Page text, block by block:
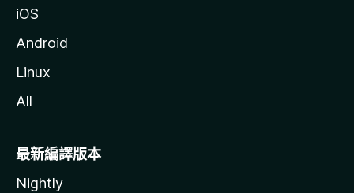
iOS
Android
Linux
All
最新編譯版本
Nightly